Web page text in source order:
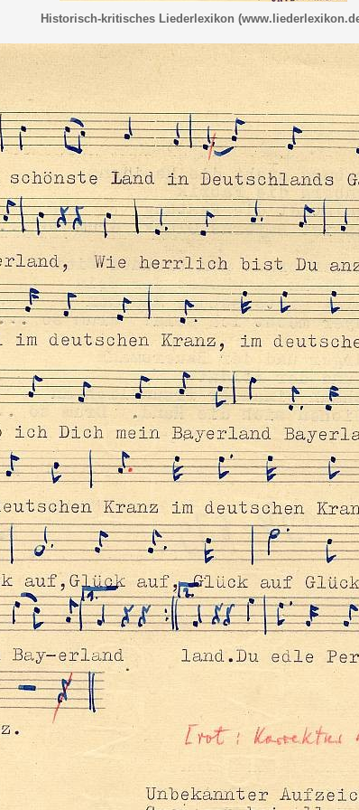
Historisch-kritisches Liederlexikon